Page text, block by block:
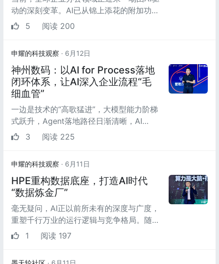
动的深刻变革。AI已从锦上添花的附加功
能，演进为重构组织能力的“基础架构”；智
5 阅读 200
申耀的科技观察 · 6月12日
神州数码：以AI for Process落地
闭环体系，让AI深入企业流程“毛
细血管”
一边是技术的“高歌猛进”，大模型能力阶梯
式跃升，Agent落地路径日渐清晰，AI
Coding重构软件生产逻辑，Token经济从
3 阅读 225
申耀的科技观察 · 6月11日
HPE重构数据底座，打造AI时代
“数据炼金厂”
毫无疑问，AI正以前所未有的深度与广度，
重塑千行万业的运行逻辑与竞争格局。随着
AI浪潮从概念探索迈向产业融合的“深水
1 阅读 197